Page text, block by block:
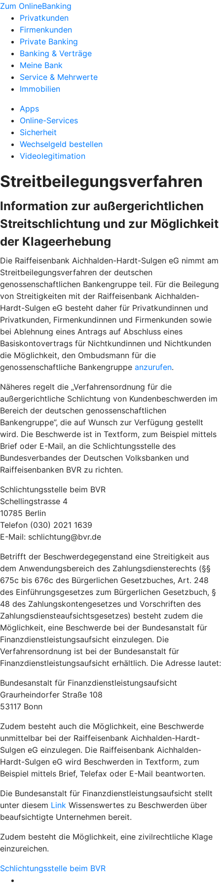
Zum OnlineBanking
Privatkunden
Firmenkunden
Private Banking
Banking & Verträge
Meine Bank
Service & Mehrwerte
Immobilien
Apps
Online-Services
Sicherheit
Wechselgeld bestellen
Videolegitimation
Streitbeilegungsverfahren
Information zur außergerichtlichen
Streitschlichtung und zur Möglichkeit
der Klageerhebung
Die Raiffeisenbank Aichhalden-Hardt-Sulgen eG nimmt am
Streitbeilegungsverfahren der deutschen
genossenschaftlichen Bankengruppe teil. Für die Beilegung
von Streitigkeiten mit der Raiffeisenbank Aichhalden-
Hardt-Sulgen eG besteht daher für Privatkundinnen und
Privatkunden, Firmenkundinnen und Firmenkunden sowie
bei Ablehnung eines Antrags auf Abschluss eines
Basiskontovertrags für Nichtkundinnen und Nichtkunden
die Möglichkeit, den Ombudsmann für die
genossenschaftliche Bankengruppe anzurufen.
Näheres regelt die „Verfahrensordnung für die
außergerichtliche Schlichtung von Kundenbeschwerden im
Bereich der deutschen genossenschaftlichen
Bankengruppe”, die auf Wunsch zur Verfügung gestellt
wird. Die Beschwerde ist in Textform, zum Beispiel mittels
Brief oder E-Mail, an die Schlichtungsstelle des
Bundesverbandes der Deutschen Volksbanken und
Raiffeisenbanken BVR zu richten.
Schlichtungsstelle beim BVR
Schellingstrasse 4
10785 Berlin
Telefon (030) 2021 1639
E-Mail: schlichtung@bvr.de
Betrifft der Beschwerdegegenstand eine Streitigkeit aus
dem Anwendungsbereich des Zahlungsdiensterechts (§§
675c bis 676c des Bürgerlichen Gesetzbuches, Art. 248
des Einführungsgesetzes zum Bürgerlichen Gesetzbuch, §
48 des Zahlungskontengesetzes und Vorschriften des
Zahlungsdiensteaufsichtsgesetzes) besteht zudem die
Möglichkeit, eine Beschwerde bei der Bundesanstalt für
Finanzdienstleistungsaufsicht einzulegen. Die
Verfahrensordnung ist bei der Bundesanstalt für
Finanzdienstleistungsaufsicht erhältlich. Die Adresse lautet:
Bundesanstalt für Finanzdienstleistungsaufsicht
Graurheindorfer Straße 108
53117 Bonn
Zudem besteht auch die Möglichkeit, eine Beschwerde
unmittelbar bei der Raiffeisenbank Aichhalden-Hardt-
Sulgen eG einzulegen. Die Raiffeisenbank Aichhalden-
Hardt-Sulgen eG wird Beschwerden in Textform, zum
Beispiel mittels Brief, Telefax oder E-Mail beantworten.
Die Bundesanstalt für Finanzdienstleistungsaufsicht stellt
unter diesem Link Wissenswertes zu Beschwerden über
beaufsichtigte Unternehmen bereit.
Zudem besteht die Möglichkeit, eine zivilrechtliche Klage
einzureichen.
Schlichtungsstelle beim BVR